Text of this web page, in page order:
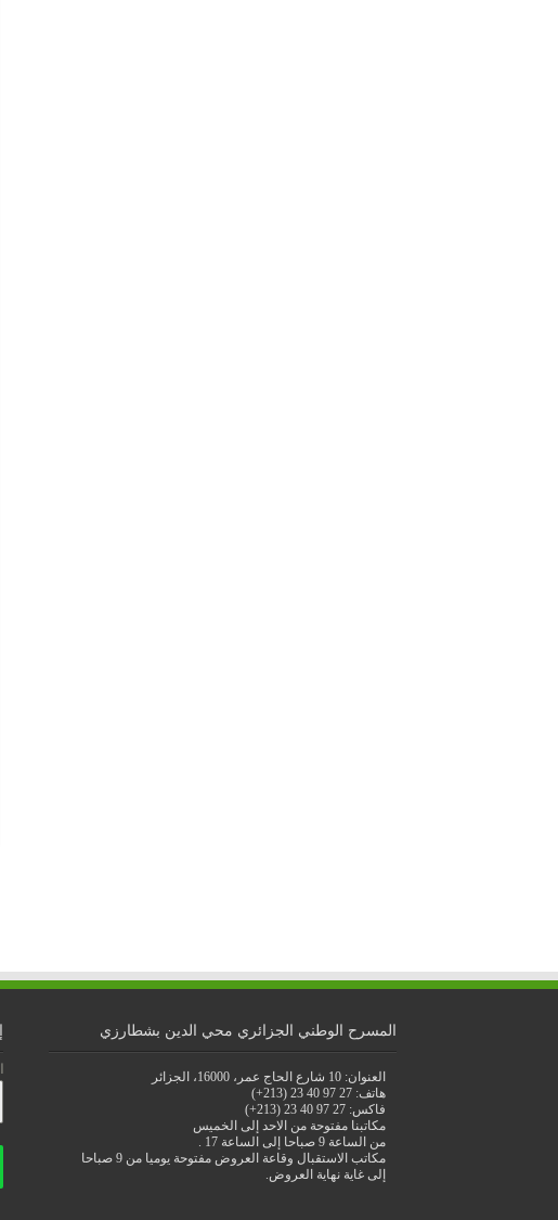
المسرح الوطني الجزائري محي الدين بشطارزي
العنوان: 10 شارع الحاج عمر، 16000، الجزائر
هاتف: 27 97 40 23 (213+)
فاكس: 27 97 40 23 (213+)
مكاتبنا مفتوحة من الاحد إلى الخميس
من الساعة 9 صباحا إلى الساعة 17 .
مكاتب الاستقبال وقاعة العروض مفتوحة يوميا من 9 صباحا
إلى غاية نهاية العروض.